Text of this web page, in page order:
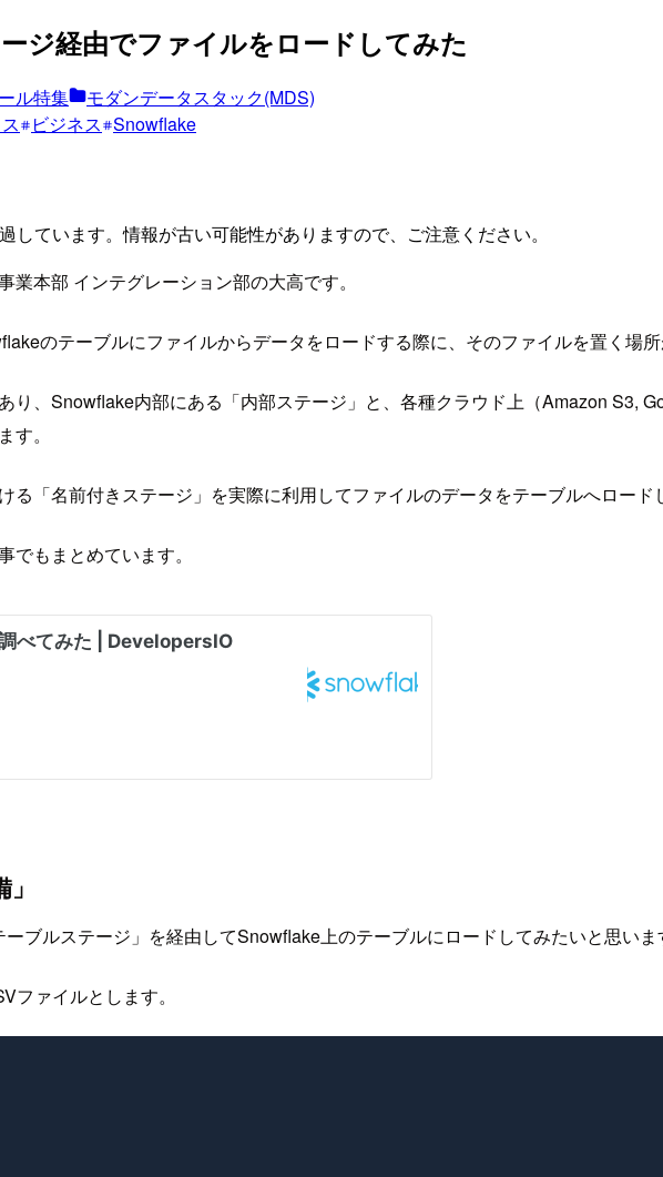
ジ経由でファイルをロードしてみた
ル特集
モダンデータスタック(MDS)
ビジネス Snowflake
しています。情報が古い可能性がありますので、ご注意ください。
本部 インテグレーション部の大高です。
のテーブルにファイルからデータをロードする際に、そのファイルを置く場
り、Snowflake内部にある「内部ステージ」と、各種クラウド上（Amazon S3,
。
る「名前付きステージ」を実際に利用してファイルのデータをテーブルへロード
もまとめています。
ブルステージ」を経由してSnowflake上のテーブルにロードしてみたいと思いま
ファイルとします。